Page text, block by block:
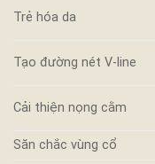
Trẻ hóa da
Tạo đường nét V-line
Cải thiện nọng cằm
Săn chắc vùng cổ